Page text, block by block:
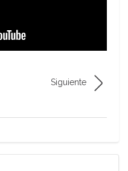
Siguiente